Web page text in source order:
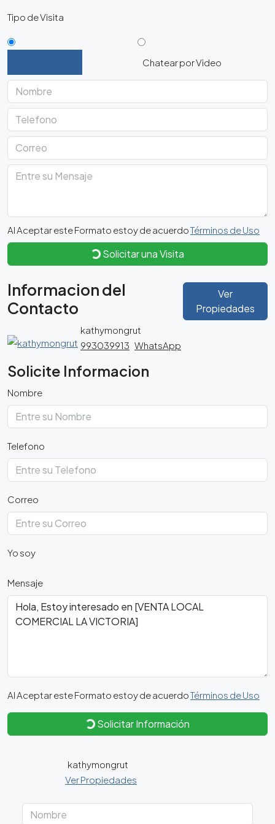
Tipo de Visita
Chatear por Video
Al Aceptar este Formato estoy de acuerdoTérminos de Uso
Solicitar una Visita
Informacion del
Contacto
Ver
Propiedades
kathymongrut
993039913 WhatsApp
Solicite Informacion
Nombre
Telefono
Correo
Yo soy
Mensaje
Al Aceptar este Formato estoy de acuerdoTérminos de Uso
Solicitar Información
kathymongrut
Ver Propiedades